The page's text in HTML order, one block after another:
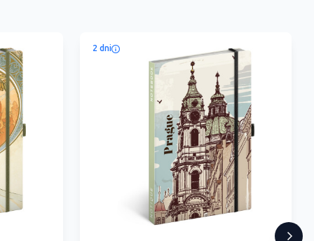
2 dni